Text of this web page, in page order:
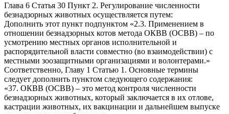
Глава 6 Статья 30 Пункт 2. Регулирование численности
безнадзорных животных осуществляется путем:
Дополнить этот пункт подпунктом «2.3. Применением в
отношении безнадзорных котов метода ОКВВ (ОСВВ) – по
усмотрению местных органов исполнительной и
распорядительной власти совместно (во взаимодействии) с
местными зоозащитными организациями и волонтерами.»
Соответственно, Главу 1 Статью 1. Основные термины
следует дополнить пунктом следующего содержания:
«37. ОКВВ (ОСВВ) – это метод контроля численности
безнадзорных животных, который заключается в их отлове,
кастрации животных, их вакцинации и дальнейшем выпуске